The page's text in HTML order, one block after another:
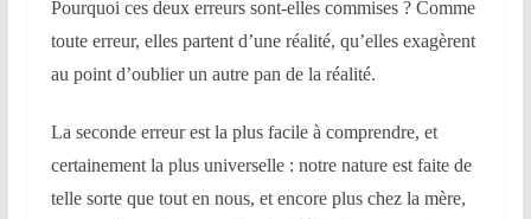
Pourquoi ces deux erreurs sont-elles commises ? Comme
toute erreur, elles partent d’une réalité, qu’elles exagèrent
au point d’oublier un autre pan de la réalité.
La seconde erreur est la plus facile à comprendre, et
certainement la plus universelle : notre nature est faite de
telle sorte que tout en nous, et encore plus chez la mère,